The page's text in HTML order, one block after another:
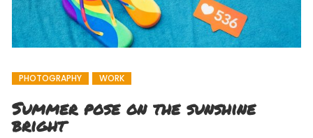
PHOTOGRAPHY WORK
Summer pose on the sunshine
bright